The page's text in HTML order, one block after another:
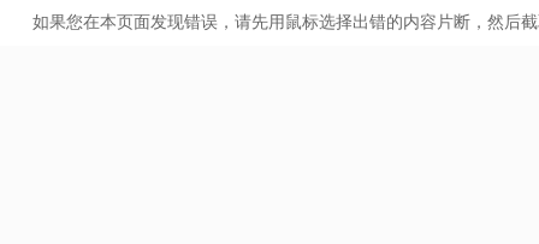
如果您在本页面发现错误，请先用鼠标选择出错的内容片断，然后